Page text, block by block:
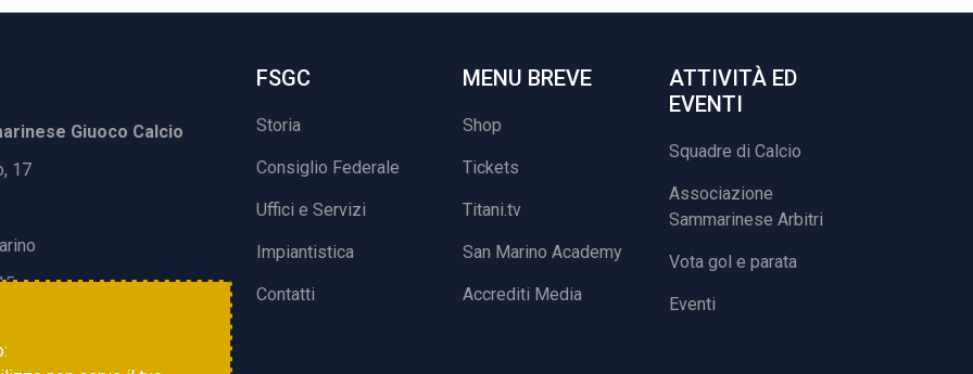
Giuoco Calcio
17
FSGC
Storia
Consiglio Federale
Uffici e Servizi
Impiantistica
Contatti
MENU BREVE
Shop
Tickets
Titani.tv
San Marino Academy
Accrediti Media
ATTIVITÀ ED
EVENTI
Squadre di Calcio
Associazione
Sammarinese Arbitri
Vota gol e parata
Eventi